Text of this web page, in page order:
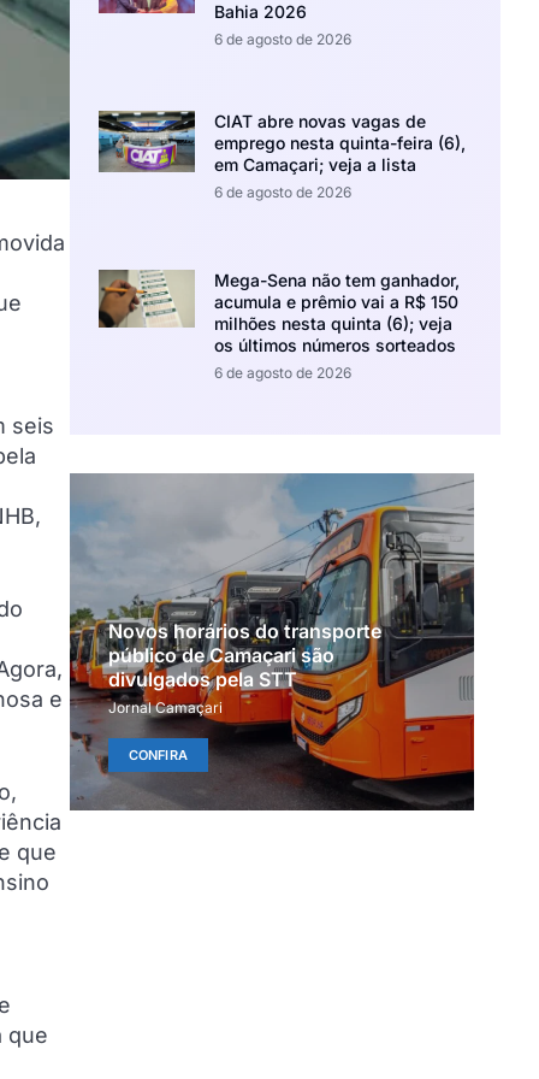
seis
e
que
que
Bahia 2026
6 de agosto de 2026
CIAT abre novas vagas de
emprego nesta quinta-feira (6),
em Camaçari; veja a lista
6 de agosto de 2026
Mega-Sena não tem ganhador,
acumula e prêmio vai a R$ 150
milhões nesta quinta (6); veja
os últimos números sorteados
6 de agosto de 2026
Novos horários do transporte
público de Camaçari são
divulgados pela STT
Jornal Camaçari
CONFIRA